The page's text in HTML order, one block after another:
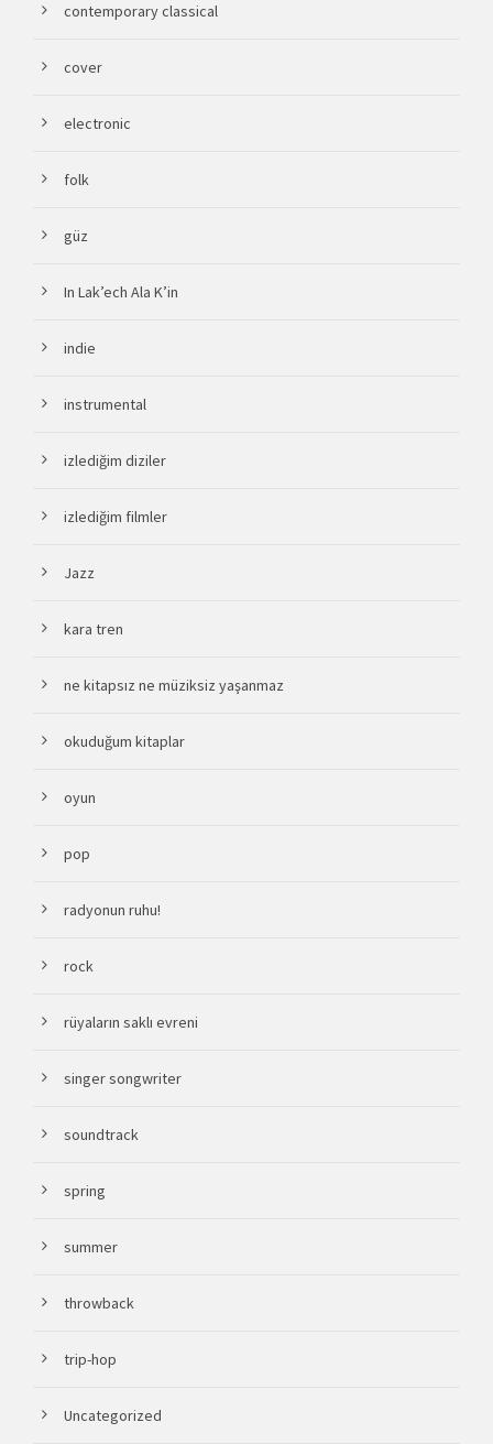
contemporary classical
cover
electronic
folk
güz
In Lak’ech Ala K’in
indie
instrumental
izlediğim diziler
izlediğim filmler
Jazz
kara tren
ne kitapsız ne müziksiz yaşanmaz
okuduğum kitaplar
oyun
pop
radyonun ruhu!
rock
rüyaların saklı evreni
singer songwriter
soundtrack
spring
summer
throwback
trip-hop
Uncategorized